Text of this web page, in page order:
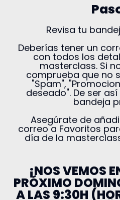
Revisa tu
Deberías tener un
con todos los
masterclass. Si
comprueba que no
"Spam",
deseado". De ser
bandeja
Asegúrate de
correo a Favoritos
día de la
¡NOS VEMOS
PRÓXIMO
A LAS 9:30H